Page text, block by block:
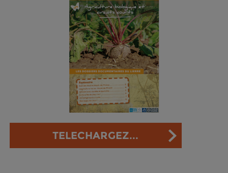
TELECHARGEZ...